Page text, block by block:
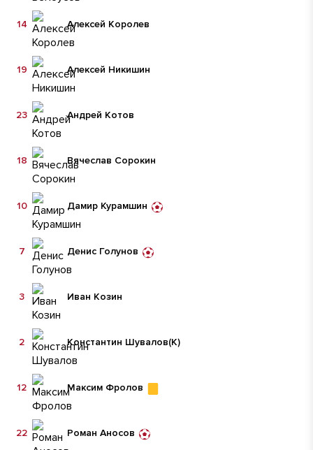
Алексей Королев
14
Алексей Никишин
19
Андрей Котов
23
Вячеслав Сорокин
18
Дамир Курамшин
10
Денис Голунов
7
Иван Козин
3
Константин Шувалов(К)
2
Максим Фролов
12
Роман Аносов
22